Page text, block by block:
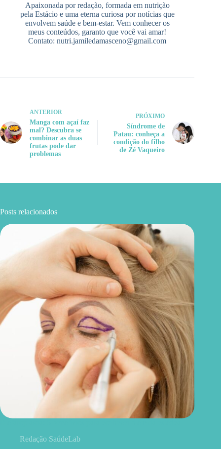
Apaixonada por redação, formada em nutrição
pela Estácio e uma eterna curiosa por notícias que
envolvem saúde e bem-estar. Vem conhecer os
meus conteúdos, garanto que você vai amar!
Contato:nutri.jamiledamasceno@gmail.com
ANTERIOR
Manga com açaí faz
mal? Descubra se
combinar as duas
frutas pode dar
problemas
PRÓXIMO
Síndrome de
Patau: conheça a
condição do filho
de Zé Vaqueiro
Posts relacionados
Redação SaúdeLab